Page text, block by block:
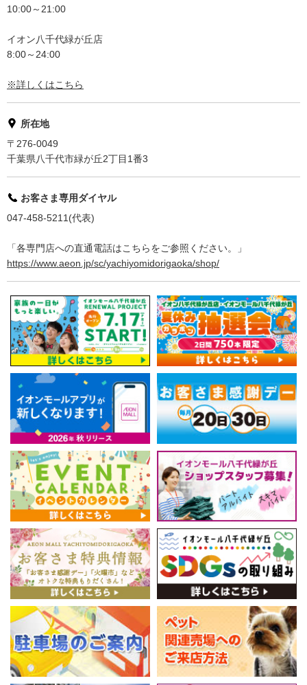
10:00～21:00
イオン八千代緑が丘店
8:00～24:00
※詳しくはこちら
所在地
〒276-0049
千葉県八千代市緑が丘2丁目1番3
お客さま専用ダイヤル
047-458-5211(代表)
「各専門店への直通電話はこちらをご参照ください。」
https://www.aeon.jp/sc/yachiyomidorigaoka/shop/